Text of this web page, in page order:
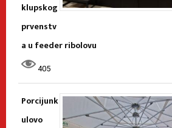
klupskog
prvenstv
a u feeder ribolovu
405
Porcijunk
ulovo